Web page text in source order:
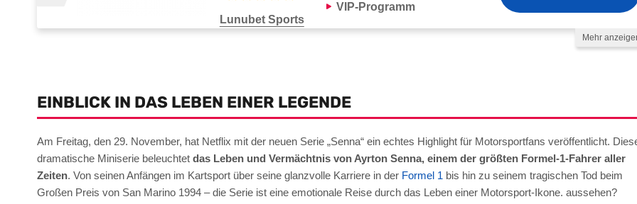
Lunubet Sports
VIP-Programm
Mehr
EINBLICK IN DAS LEBEN EINER LEGENDE
Am Freitag, den 29. November, hat Netflix mit der neuen Serie „Senna“ ein echtes Highlight für Motorsportfans veröffentlicht.
dramatische Miniserie beleuchtet das Leben und Vermächtnis von Ayrton Senna, einem der größten Formel-1-Fahrer aller
Zeiten. Von seinen Anfängen im Kartsport über seine glanzvolle Karriere in der Formel 1 bis hin zu seinem tragischen Tod beim
Großen Preis von San Marino 1994 – die Serie ist eine emotionale Reise durch das Leben einer Motorsport-Ikone. aussehen?